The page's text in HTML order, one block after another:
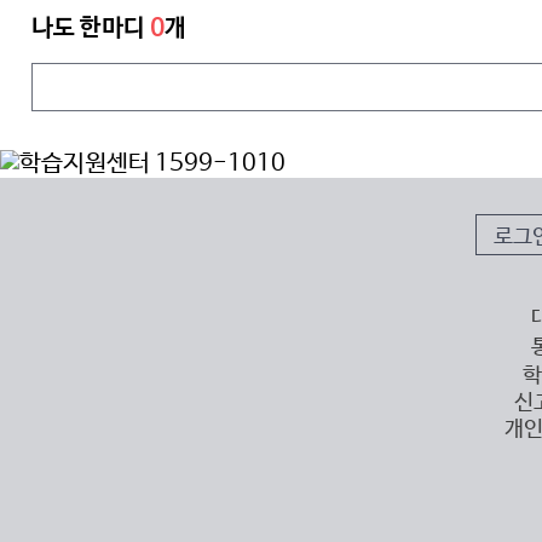
나도 한마디 0개
로그
신
개